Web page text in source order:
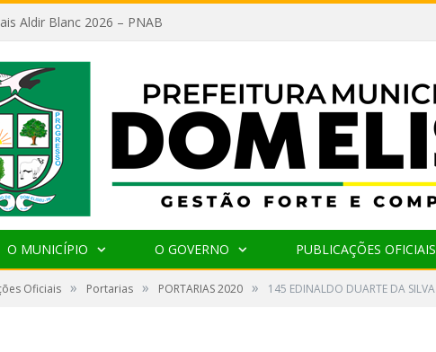
Aldir Blanc 2026 – PNAB
O MUNICÍPIO O GOVERNO PUBLICAÇÕES OFICIAIS
Oficiais » Portarias » PORTARIAS 2020 » 145 EDINALDO DUARTE DA SILVA